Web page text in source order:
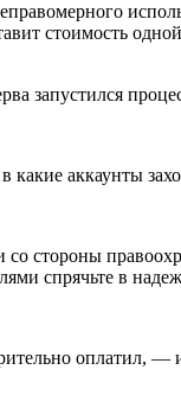
стоимость
запустился
какие аккаунты
со стороны
спрячьте в
оплатил,